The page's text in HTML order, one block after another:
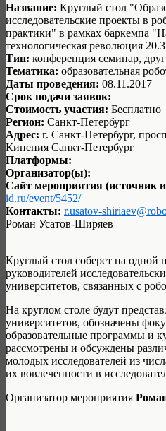
Название: Круглый стол
исследовательские проекты в
практики" в рамках баркемпа
технологическая революция
Тип: конференция семинар,
Тематика: образовательная
Даты проведения: 08.11.2017
Срок подачи заявок:
Стоимость участия: Бесплатно
Регион: Санкт-Петербург
Адрес: г. Санкт-Петербург,
Кипения Санкт-Петербург
Платформы:
Организатор(ы):
Сайт мероприятия (источник
id.ru/event/5452/
Контакты: r.usatov-
Роман Усатов-Ширяев
Круглый стол соберет на одной
руководителей
университетов, связанных с
На круглом столе будут
университетов, обозначены
образовательные программы и
рассмотрены и обсуждены
молодых исследователей из
их вовлеченности в
Организатор мероприятия